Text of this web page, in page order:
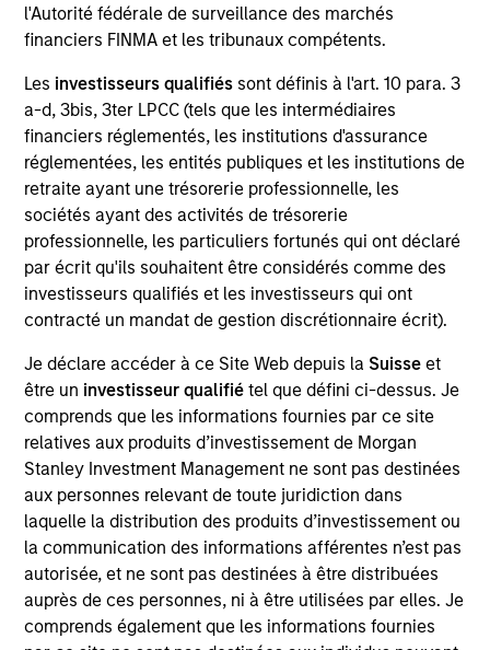
l'Autorité fédérale de surveillance des marchés
financiers FINMA et les tribunaux compétents.
Les investisseurs qualifiés sont définis à l'art. 10 para. 3
a-d, 3bis, 3ter LPCC (tels que les intermédiaires
financiers réglementés, les institutions d'assurance
réglementées, les entités publiques et les institutions de
retraite ayant une trésorerie professionnelle, les
sociétés ayant des activités de trésorerie
professionnelle, les particuliers fortunés qui ont déclaré
par écrit qu'ils souhaitent être considérés comme des
investisseurs qualifiés et les investisseurs qui ont
contracté un mandat de gestion discrétionnaire écrit).
Je déclare accéder à ce Site Web depuis la Suisse et
être un investisseur qualifiétel que défini ci-dessus. Je
comprends que les informations fournies par ce site
relatives aux produits d’investissement de Morgan
Stanley Investment Management ne sont pas destinées
aux personnes relevant de toute juridiction dans
laquelle la distribution des produits d’investissement ou
la communication des informations afférentes n’est pas
autorisée, et ne sont pas destinées à être distribuées
auprès de ces personnes, ni à être utilisées par elles. Je
comprends également que les informations fournies
Realization Date
Jan 2003
Builder of mobile internet businesses.
Investment Team
Morgan Stanley Expansion Capital
As of July 25, 2025. The above is provided for informational
and educational purposes only. There is no guarantee that
the investment mentioned resulted in positive performance
(for realized holdings), or will perform well in the future (for
current holdings). The trademarks and service marks above
are the property of their respective owners. The information
on this website has not been authorized, sponsored, or
otherwise approved by such owners. By clicking on any
links shown here, you agree that you are navigating to a
third party site. We are providing these hyperlinks to you
only as a convenience and the inclusion of any hyperlink is
not and does not imply any endorsement, approval,
investigation, verification or monitoring by us of any
information contained in any hyperlinked site. In no event
shall we be responsible for the information contained on
the site or your use of such site.